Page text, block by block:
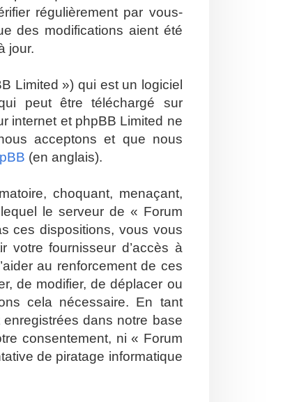
régulièrement par vous-
des modifications aient été
jour.
Limited ») qui est un logiciel
peut être téléchargé sur
internet et phpBB Limited ne
acceptons et que nous
(en anglais).
choquant, menaçant,
le serveur de « Forum
ces dispositions, vous vous
votre fournisseur d’accès à
au renforcement de ces
de modifier, de déplacer ou
cela nécessaire. En tant
dans notre base
consentement, ni « Forum
de piratage informatique